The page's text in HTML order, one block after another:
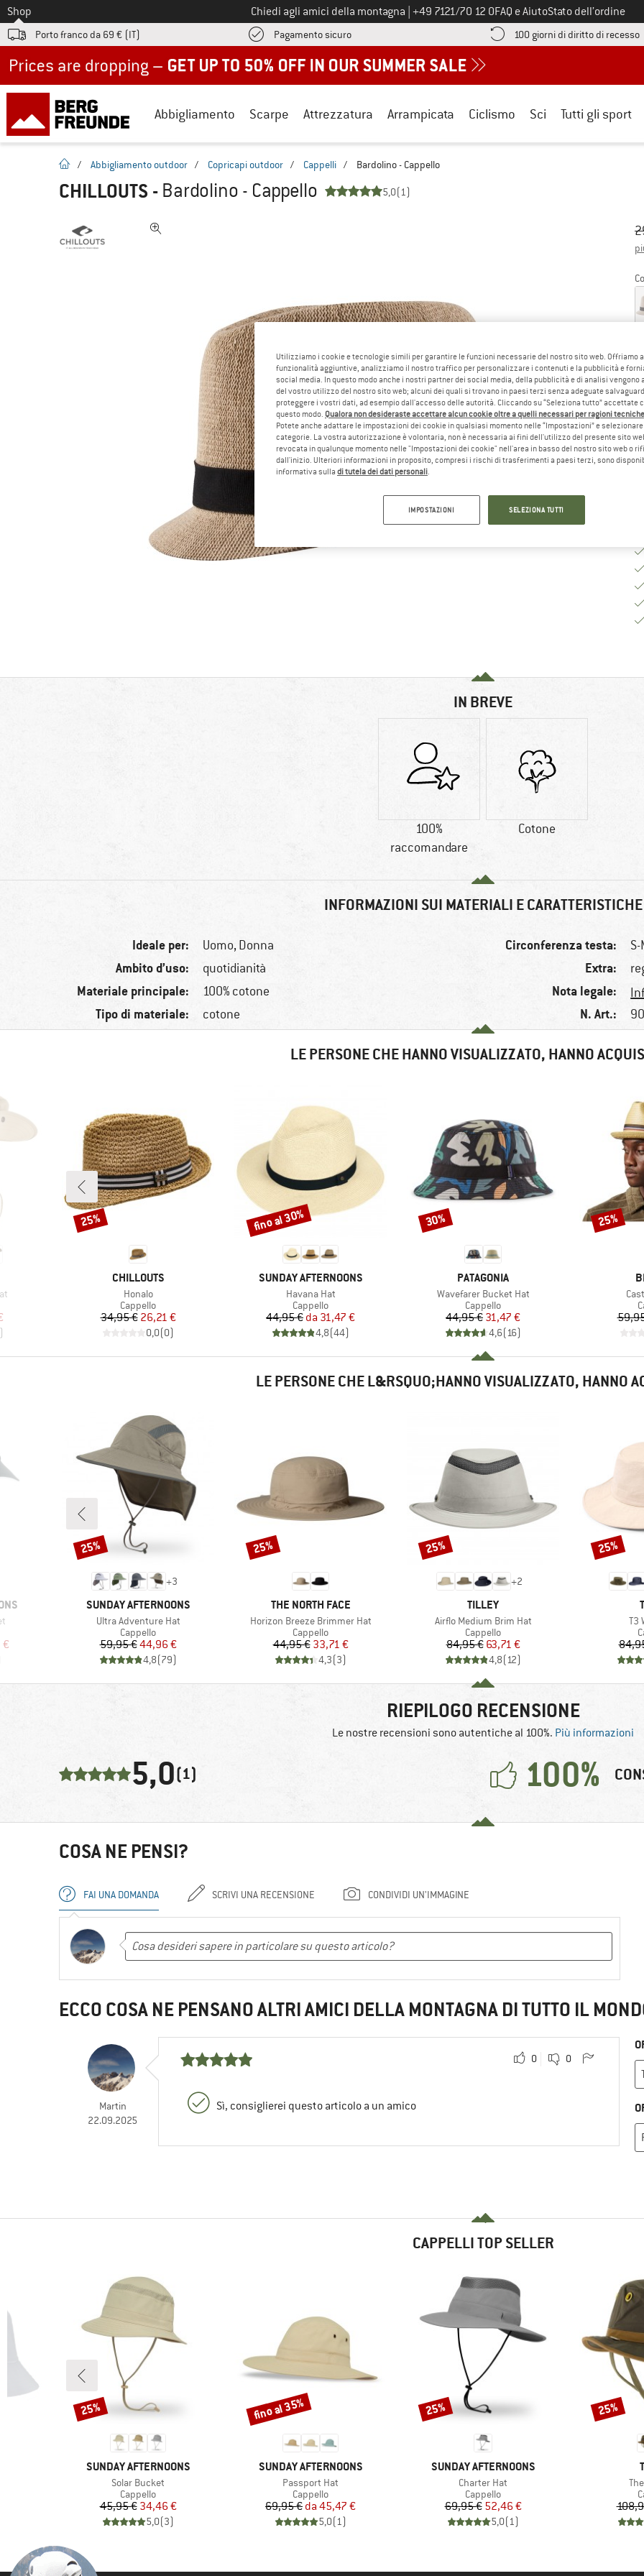
Allo
Shop Chiedi agli amici della montagna Chiamaci al numero
+49 7121/70 12 0FAQ e AiutoStato dell’ordine
Porto franco da 69 € (IT) Pagamento sicuroQui trovi le informazioni di pagamento! Si apre in una casella
100 giorni di diritto di recesso
Abbigliamento Scarpe Attrezzatura Arrampicata Ciclismo Sci Tutti gli sport
pagina iniziale
/ Abbigliamento outdoor / Copricapi outdoor / Cappelli / Bardolino - Cappello
CHILLOUTS - Bardolino - Cappello 5,0(1)
IN BREVE
100%
raccomandare
Cotone
INFORMAZIONI SUI MATERIALI E CARATTERISTICHE
Ideale per: Uomo, Donna
Ambito d’uso: quotidianità
Materiale principale: 100% cotone
Tipo di materiale: cotone
Circonferenza testa:
Extra:
Nota legale:
N. Art.:
LE PERSONE CHE HANNO VISUALIZZATO, HANNO
MARCHIO
CHILLOUTS
Articolo
Honalo
Gruppo di prodotti
Cappello
Prezzo
34,95 €Prezzo ridotto
26,21 €
0,0(0)
Sconto
25%
MARCHIO
SUNDAY AFTERNOONS
Articolo
Havana Hat
Gruppo di prodotti
Cappello
Prezzo
44,95 € Prezzo ridotto
da 31,47 €
4,8(44)
Sconto
fino al 30%
MARCHIO
PATAGONIA
Articolo
Wavefarer Bucket Hat
Gruppo di prodotti
Cappello
Prezzo
44,95 €Prezzo ridotto
31,47 €
4,6(16)
Sconto
30% Sconto
25%
LE PERSONE CHE L&RSQUO;HANNO VISUALIZZATO, HANNO
€
+3
MARCHIO
SUNDAY AFTERNOONS
Articolo
Ultra Adventure Hat
Gruppo di prodotti
Cappello
Prezzo
59,95 €Prezzo ridotto
44,96 €
4,8(79)
Sconto
25%
MARCHIO
THE NORTH FACE
Articolo
Horizon Breeze Brimmer Hat
Gruppo di prodotti
Cappello
Prezzo
44,95 €Prezzo ridotto
33,71 €
4,3(3)
Sconto
25%
+2
MARCHIO
TILLEY
Articolo
Airflo Medium Brim Hat
Gruppo di prodotti
Cappello
Prezzo
84,95 €Prezzo ridotto
63,71 €
4,8(12)
Sconto
25%
T3
Sconto
25%
RIEPILOGO RECENSIONE
Le nostre recensioni sono autentiche al 100%. Più informazioni
5,0(1) 100%
COSA NE PENSI?
FAI UNA DOMANDA SCRIVI UNA RECENSIONE CONDIVIDI UN'IMMAGINE
ECCO COSA NE PENSANO ALTRI AMICI DELLA MONTAGNA DI TUTTO IL
Martin
22.09.2025
0 0
Sì, consiglierei questo articolo a un amico
CAPPELLI TOP SELLER
MARCHIO
SUNDAY AFTERNOONS
Articolo
Solar Bucket
Gruppo di prodotti
Cappello
Prezzo
45,95 €Prezzo ridotto
34,46 €
5,0(3)
Sconto
25%
MARCHIO
SUNDAY AFTERNOONS
Articolo
Passport Hat
Gruppo di prodotti
Cappello
Prezzo
69,95 € Prezzo ridotto
da 45,47 €
5,0( 1)
Sconto
fino al 35%
MARCHIO
SUNDAY AFTERNOONS
Articolo
Charter Hat
Gruppo di prodotti
Cappello
Prezzo
69,95 €Prezzo ridotto
52,46 €
5,0( 1)
Sconto
25% Sconto
25%
Utilizziamo i cookie e tecnologie simili per garantire le funzioni necessarie del nostro sito web. Offriamo
funzionalità aggiuntive, analizziamo il nostro traffico per personalizzare i contenuti e la pubblicità e
social media. In questo modo anche i nostri partner dei social media, della pubblicità e di analisi vengono
del vostro utilizzo del nostro sito web; alcuni dei quali si trovano in paesi terzi senza adeguate
proteggere i vostri dati, ad esempio dall'accesso delle autorità. Cliccando su “Seleziona tutto” accettate
questo modo. Qualora non desideraste accettare alcun cookie oltre a quelli necessari per ragioni
Potete anche adattare le impostazioni dei cookie in qualsiasi momento nelle “Impostazioni” e
categorie. La vostra autorizzazione è volontaria, non è necessaria ai fini dell'utilizzo del presente sito
revocata in qualunque momento nelle "Impostazioni dei cookie" nell'area in basso del nostro sito web o
dall'inizio. Ulteriori informazioni in proposito, compresi i rischi di trasferimenti a paesi terzi, sono
informativa sulla di tutela dei dati personali.
IMPOSTAZIONI SELEZIONA TUTTI